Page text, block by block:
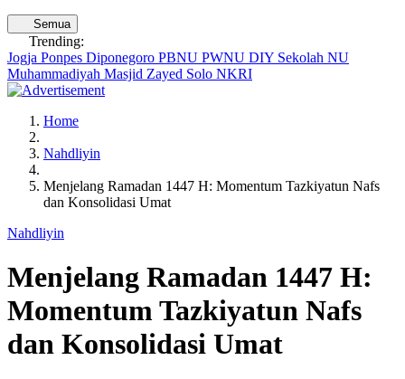
Semua
Trending:
Jogja Ponpes Diponegoro PBNU PWNU DIY Sekolah NU
Muhammadiyah Masjid Zayed Solo NKRI
Home
Nahdliyin
Menjelang Ramadan 1447 H: Momentum Tazkiyatun Nafs
dan Konsolidasi Umat
Nahdliyin
Menjelang Ramadan 1447 H:
Momentum Tazkiyatun Nafs
dan Konsolidasi Umat